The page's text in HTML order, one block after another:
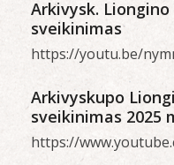
Arkivysk. Liongino
sveikinimas
https://youtu.be/
Arkivyskupo
sveikinimas 2025
https://